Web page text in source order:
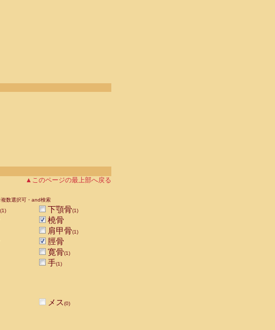
▲このページの最上部へ戻る
数選択可・and検索
(1) 下顎骨(1)
橈骨
肩甲骨(1)
脛骨
寛骨(1)
手(1)
メス(0)